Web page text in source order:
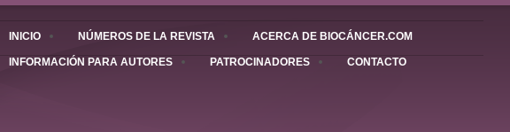
INICIO NÚMEROS DE LA REVISTA ACERCA DE BIOCÁNCER.COM
INFORMACIÓN PARA AUTORES PATROCINADORES CONTACTO